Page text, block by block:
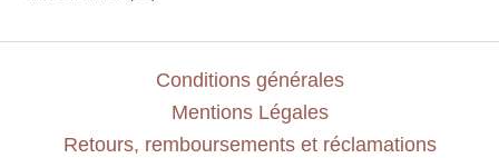
Conditions générales
Mentions Légales
Retours, remboursements et réclamations